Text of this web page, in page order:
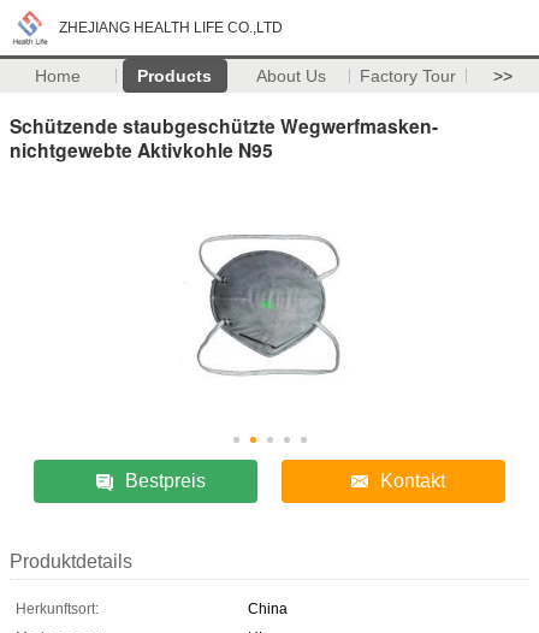
ZHEJIANG HEALTH LIFE CO.,LTD
Home Products About Us Factory Tour >>
Schützende staubgeschützte Wegwerfmasken-
nichtgewebte Aktivkohle N95
Bestpreis Kontakt
Produktdetails
Herkunftsort:
China